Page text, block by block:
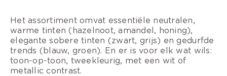
Het assortiment omvat essentiële neutralen,
warme tinten (hazelnoot, amandel, honing),
elegante sobere tinten (zwart, grijs) en gedurfde
trends (blauw, groen). En er is voor elk wat wils:
toon-op-toon, tweekleurig, met een wit of
metallic contrast.